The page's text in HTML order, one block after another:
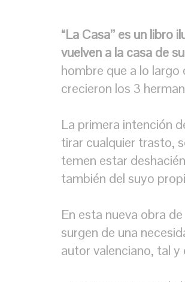
“La Casa” es un libro
vuelven a la casa de
hombre que a lo largo
crecieron los 3
La primera intención
tirar cualquier trasto,
temen estar
también del suyo
En esta nueva obra
surgen de una
autor valenciano, tal